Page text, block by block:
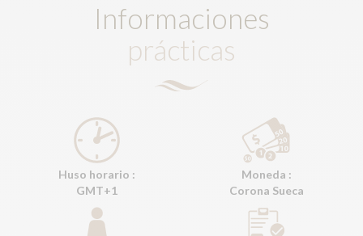
Informaciones
prácticas
Huso horario :
GMT+1
Moneda :
Corona Sueca